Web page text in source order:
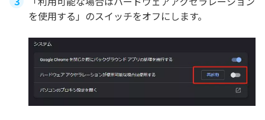
を使用する」のスイッチをオフにします。